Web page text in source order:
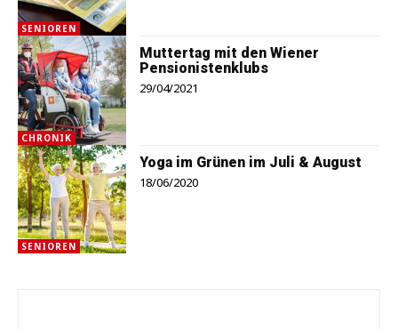
SENIOREN
CHRONIK
Muttertag mit den Wiener
Pensionistenklubs
29/04/2021
SENIOREN
Yoga im Grünen im Juli & August
18/06/2020